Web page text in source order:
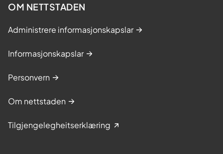
OM NETTSTADEN
Administrere informasjonskapslar
Informasjonskapslar
Personvern
Om nettstaden
Tilgjengelegheitserklæring